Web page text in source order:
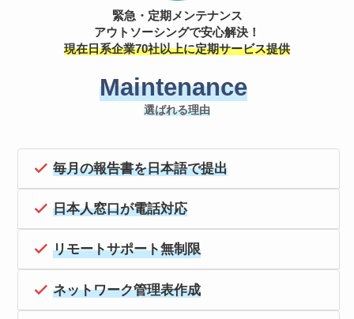
緊急・定期メンテナンス
アウトソーシングで安心解決！
現在日系企業70社以上に定期サービス提供
Maintenance
選ばれる理由
毎月の報告書を日本語で提出
日本人窓口が電話対応
リモートサポート無制限
ネットワーク管理表作成